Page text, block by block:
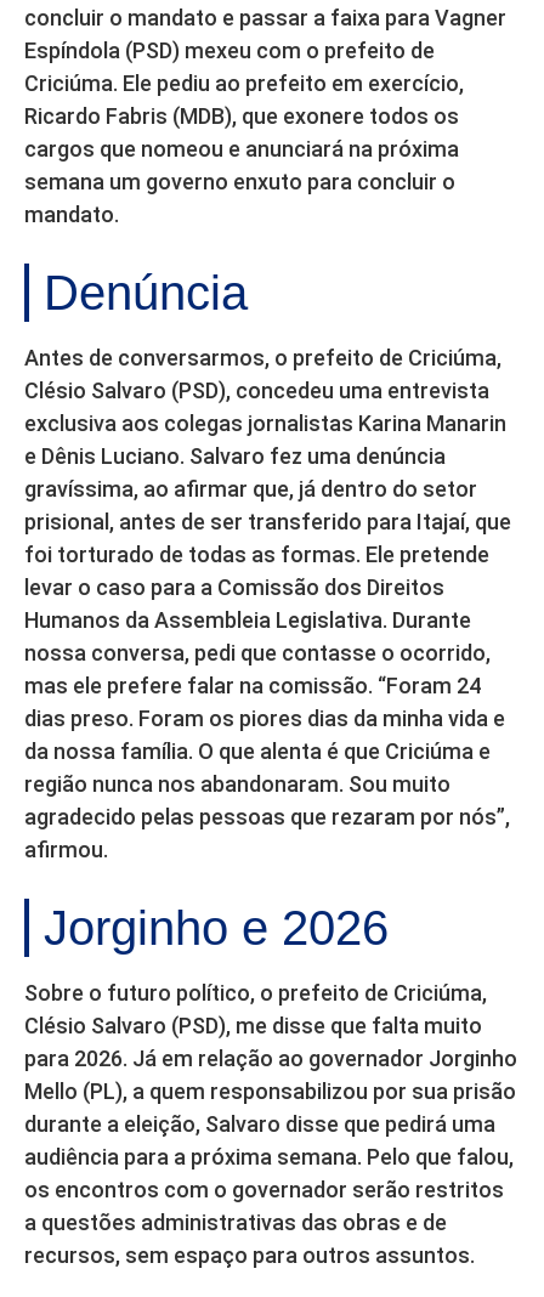
concluir o mandato e passar a faixa para Vagner
Espíndola (PSD) mexeu com o prefeito de
Criciúma. Ele pediu ao prefeito em exercício,
Ricardo Fabris (MDB), que exonere todos os
cargos que nomeou e anunciará na próxima
semana um governo enxuto para concluir o
mandato.
Denúncia
Antes de conversarmos, o prefeito de Criciúma,
Clésio Salvaro (PSD), concedeu uma entrevista
exclusiva aos colegas jornalistas Karina Manarin
e Dênis Luciano. Salvaro fez uma denúncia
gravíssima, ao afirmar que, já dentro do setor
prisional, antes de ser transferido para Itajaí, que
foi torturado de todas as formas. Ele pretende
levar o caso para a Comissão dos Direitos
Humanos da Assembleia Legislativa. Durante
nossa conversa, pedi que contasse o ocorrido,
mas ele prefere falar na comissão. “Foram 24
dias preso. Foram os piores dias da minha vida e
da nossa família. O que alenta é que Criciúma e
região nunca nos abandonaram. Sou muito
agradecido pelas pessoas que rezaram por nós”,
afirmou.
Jorginho e 2026
Sobre o futuro político, o prefeito de Criciúma,
Clésio Salvaro (PSD), me disse que falta muito
para 2026. Já em relação ao governador Jorginho
Mello (PL), a quem responsabilizou por sua prisão
durante a eleição, Salvaro disse que pedirá uma
audiência para a próxima semana. Pelo que falou,
os encontros com o governador serão restritos
a questões administrativas das obras e de
recursos, sem espaço para outros assuntos.